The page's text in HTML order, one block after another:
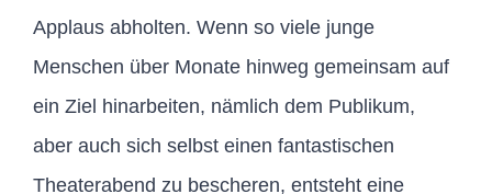
Applaus abholten. Wenn so viele junge
Menschen über Monate hinweg gemeinsam auf
ein Ziel hinarbeiten, nämlich dem Publikum,
aber auch sich selbst einen fantastischen
Theaterabend zu bescheren, entsteht eine